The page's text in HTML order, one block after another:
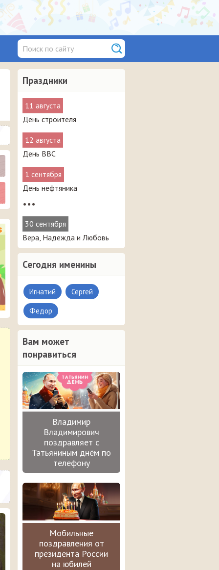
Праздники
11 августа
День строителя
12 августа
День ВВС
1 сентября
День нефтяника
•••
30 сентября
Вера, Надежда и Любовь
Сегодня именины
Игнатий Сергей
Федор
Вам может
понравиться
Владимир
Владимирович
поздравляет с
Татьяниным днём по
телефону
Мобильные
поздравления от
президента России
на юбилей